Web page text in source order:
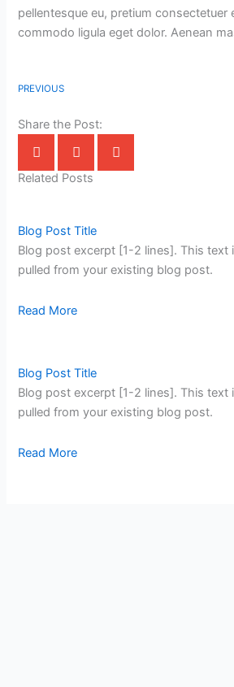
pellentesque eu, pretium consectetuer
commodo ligula eget dolor. Aenean
PREVIOUS
Share the Post:
Related Posts
Blog Post Title
Blog post excerpt [1-2 lines]. This text
pulled from your existing blog post.
Read More
Blog Post Title
Blog post excerpt [1-2 lines]. This text
pulled from your existing blog post.
Read More